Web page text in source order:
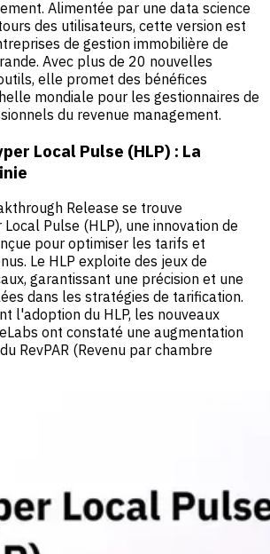
Alimentée par une data science
des utilisateurs, cette version est
de gestion immobilière de
Avec plus de 20 nouvelles
elle promet des bénéfices
mondiale pour les gestionnaires de
du revenue management.
Local Pulse (HLP) : La
Release se trouve
Pulse (HLP), une innovation de
pour optimiser les tarifs et
Le HLP exploite des jeux de
garantissant une précision et une
dans les stratégies de tarification.
l'adoption du HLP, les nouveaux
ont constaté une augmentation
RevPAR (Revenu par chambre